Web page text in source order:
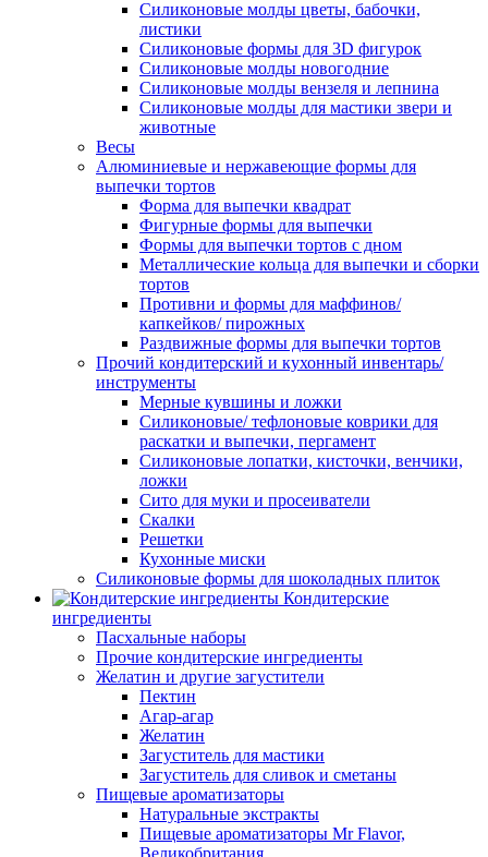
Силиконовые молды цветы, бабочки,
листики
Силиконовые формы для 3D фигурок
Силиконовые молды новогодние
Силиконовые молды вензеля и лепнина
Силиконовые молды для мастики звери и
животные
Весы
Алюминиевые и нержавеющие формы для
выпечки тортов
Форма для выпечки квадрат
Фигурные формы для выпечки
Формы для выпечки тортов с дном
Металлические кольца для выпечки и сборки
тортов
Противни и формы для маффинов/
капкейков/ пирожных
Раздвижные формы для выпечки тортов
Прочий кондитерский и кухонный инвентарь/
инструменты
Мерные кувшины и ложки
Силиконовые/ тефлоновые коврики для
раскатки и выпечки, пергамент
Силиконовые лопатки, кисточки, венчики,
ложки
Сито для муки и просеиватели
Скалки
Решетки
Кухонные миски
Силиконовые формы для шоколадных плиток
Кондитерские
ингредиенты
Пасхальные наборы
Прочие кондитерские ингредиенты
Желатин и другие загустители
Пектин
Агар-агар
Желатин
Загуститель для мастики
Загуститель для сливок и сметаны
Пищевые ароматизаторы
Натуральные экстракты
Пищевые ароматизаторы Mr Flavor,
Великобритания